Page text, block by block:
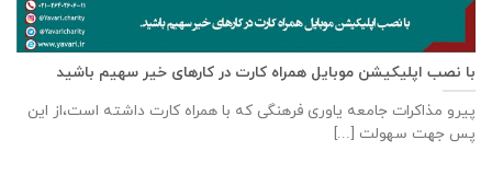
با نصب اپلیکیشن موبایل همراه کارت در کارهای خیر سهیم باشید
پیرو مذاکرات جامعه ياوری فرهنگی که با همراه کارت داشته است،از این
پس جهت سهولت [...]